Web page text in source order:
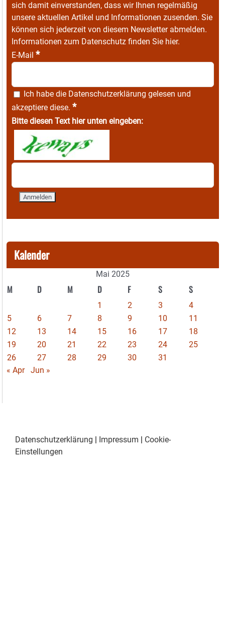
sich damit einverstanden, dass wir Ihnen regelmäßig
unsere aktuellen Artikel und Informationen zusenden. Sie
können sich jederzeit von diesem Newsletter abmelden.
Informationen zum Datenschutz finden Sie hier.
E-Mail *
Ich habe die Datenschutzerklärung gelesen und
akzeptiere diese. *
Bitte diesen Text hier unten eingeben:
Kalender
Mai 2025
M D M D F S S
1 2 3
4
5
6 7 8 9 10
11
12
13 14 15 16 17
18
19
20 21 22 23 24
25
26
27 28 29 30
31
« Apr
Jun »
Datenschutzerklärung Impressum
Cookie-
Einstellungen